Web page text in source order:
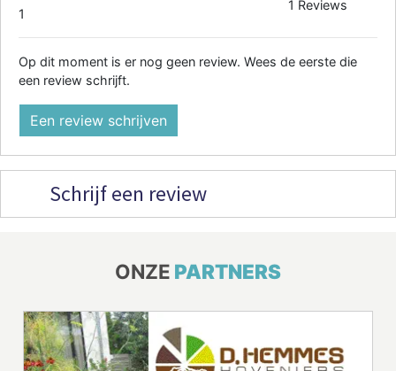
1
1 Reviews
Op dit moment is er nog geen review. Wees de eerste die
een review schrijft.
Een review schrijven
Schrijf een review
ONZE PARTNERS